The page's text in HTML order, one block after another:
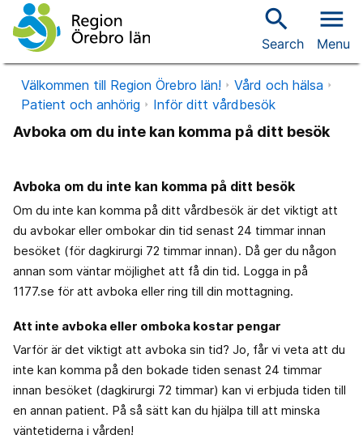
search
Search
menu
Menu
Välkommen till Region Örebro län!
Vård och hälsa
Patient och anhörig
Inför ditt vårdbesök
Avboka om du inte kan komma på ditt besök
Avboka om du inte kan komma på ditt besök
Om du inte kan komma på ditt vårdbesök är det viktigt att
du avbokar eller ombokar din tid senast 24 timmar innan
besöket (för dagkirurgi 72 timmar innan). Då ger du någon
annan som väntar möjlighet att få din tid. Logga in på
1177.se för att avboka eller ring till din mottagning.
Att inte avboka eller omboka kostar pengar
Varför är det viktigt att avboka sin tid? Jo, får vi veta att du
inte kan komma på den bokade tiden senast 24 timmar
innan besöket (dagkirurgi 72 timmar) kan vi erbjuda tiden till
en annan patient. På så sätt kan du hjälpa till att minska
väntetiderna i vården!